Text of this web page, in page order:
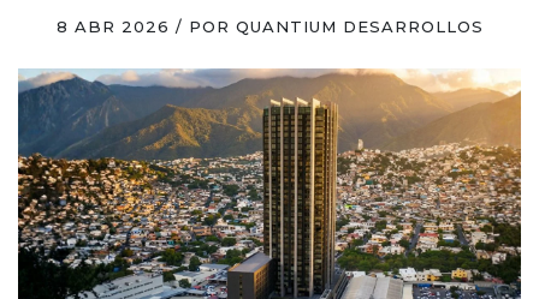
8 ABR 2026 / POR QUANTIUM DESARROLLOS